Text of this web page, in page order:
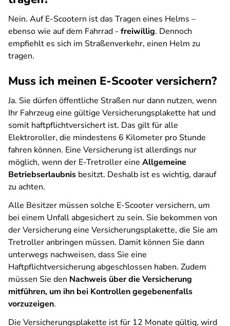
Nein. Auf E-Scootern ist das Tragen eines Helms –
ebenso wie auf dem Fahrrad - freiwillig. Dennoch
empfiehlt es sich im Straßenverkehr, einen Helm zu
tragen.
Muss ich meinen E-Scooter versichern?
Ja. Sie dürfen öffentliche Straßen nur dann nutzen, wenn
Ihr Fahrzeug eine gültige Versicherungsplakette hat und
somit haftpflichtversichert ist. Das gilt für alle
Elektroroller, die mindestens 6 Kilometer pro Stunde
fahren können. Eine Versicherung ist allerdings nur
möglich, wenn der E-Tretroller eine Allgemeine
Betriebserlaubnis besitzt. Deshalb ist es wichtig, darauf
zu achten.
Alle Besitzer müssen solche E-Scooter versichern, um
bei einem Unfall abgesichert zu sein. Sie bekommen von
der Versicherung eine Versicherungsplakette, die Sie am
Tretroller anbringen müssen. Damit können Sie dann
unterwegs nachweisen, dass Sie eine
Haftpflichtversicherung abgeschlossen haben. Zudem
müssen Sie den Nachweis über die Versicherung
mitführen, um ihn bei Kontrollen gegebenenfalls
vorzuzeigen.
Die Versicherungsplakette ist für 12 Monate gültig, wird